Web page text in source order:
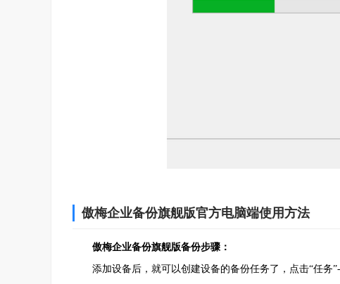
傲梅企业备份旗舰版官方电脑端使用方法
傲梅企业备份旗舰版备份步骤：
添加设备后，就可以创建设备的备份任务了，点击“任务